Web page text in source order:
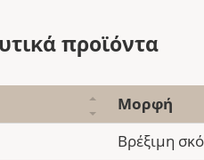
προϊόντα
Μορφή
Βρέξιμη